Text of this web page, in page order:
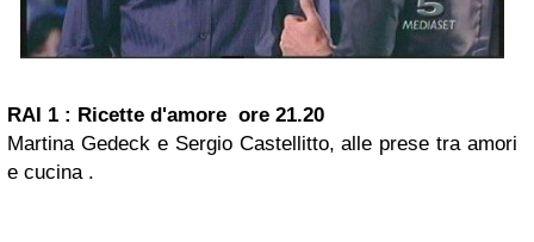
RAI 1 : Ricette d'amore ore 21.20
Martina Gedeck e Sergio Castellitto, alle prese tra amori
e cucina .